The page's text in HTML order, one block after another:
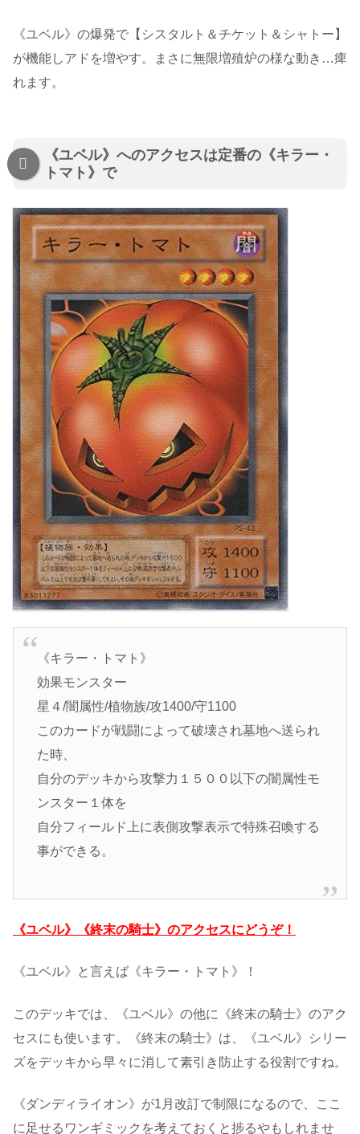
《ユベル》の爆発で【シスタルト＆チケット＆シャトー】
が機能しアドを増やす。まさに無限増殖炉の様な動き…痺
れます。
《ユベル》へのアクセスは定番の《キラー・
トマト》で
《キラー・トマト》
効果モンスター
星４/闇属性/植物族/攻1400/守1100
このカードが戦闘によって破壊され墓地へ送られ
た時、
自分のデッキから攻撃力１５００以下の闇属性モ
ンスター１体を
自分フィールド上に表側攻撃表示で特殊召喚する
事ができる。
《ユベル》《終末の騎士》のアクセスにどうぞ！
《ユベル》と言えば《キラー・トマト》！
このデッキでは、《ユベル》の他に《終末の騎士》のアク
セスにも使います。《終末の騎士》は、《ユベル》シリー
ズをデッキから早々に消して素引き防止する役割ですね。
《ダンディライオン》が1月改訂で制限になるので、ここ
に足せるワンギミックを考えておくと捗るやもしれませ